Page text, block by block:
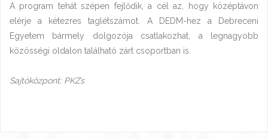
A program tehát szépen fejlődik, a cél az, hogy középtávon
elérje a kétezres taglétszámot. A DEDM-hez a Debreceni
Egyetem bármely dolgozója csatlakozhat, a legnagyobb
közösségi oldalon található zárt csoportban is.
Sajtóközpont: PKZs